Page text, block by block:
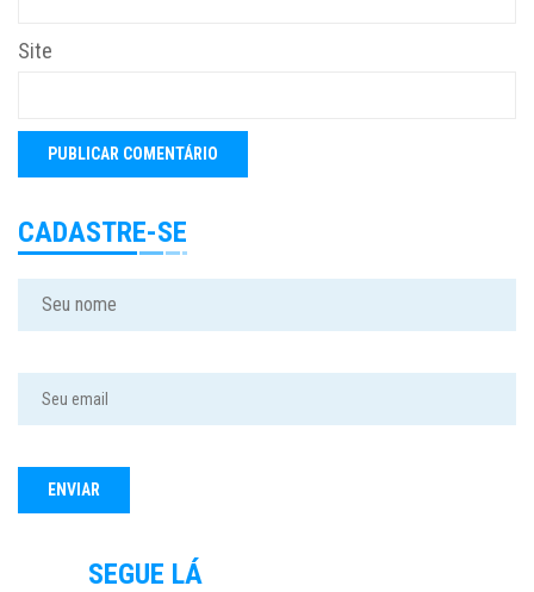
Site
CADASTRE-SE
SEGUE LÁ